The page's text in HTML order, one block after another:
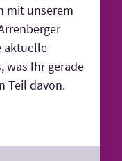
mit unserem
aktuelle
was Ihr gerade
Teil davon.